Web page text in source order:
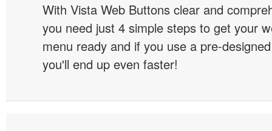
With Vista Web Buttons clear and
you need just 4 simple steps to get your
menu ready and if you use a pre-
you'll end up even faster!